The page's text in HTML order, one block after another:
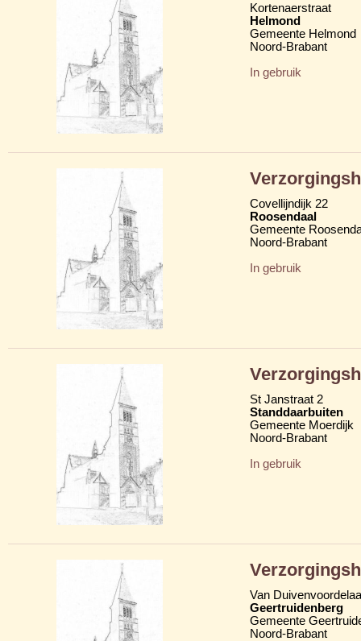
Kortenaerstraat
Helmond
Gemeente Helmond
Noord-Brabant
In gebruik
Covellijndijk 22
Roosendaal
Gemeente
Noord-Brabant
In gebruik
St Janstraat 2
Standdaarbuiten
Gemeente Moerdijk
Noord-Brabant
In gebruik
Van
Geertruidenberg
Gemeente
Noord-Brabant